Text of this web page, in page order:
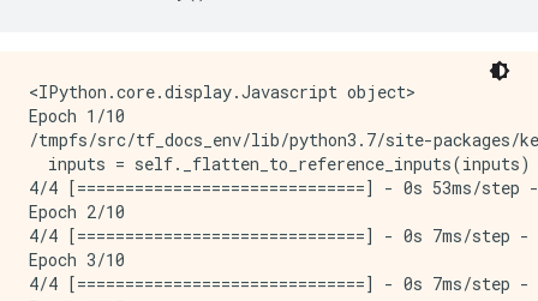
<IPython.core.display.Javascript object>
Epoch 1/10
/tmpfs/src/tf_docs_env/lib/python3.7/site-
  inputs = self._flatten_to_reference_inputs(inputs)
4/4 [==============================] - 0s
Epoch 2/10
4/4 [==============================] - 0s
Epoch 3/10
4/4 [==============================] - 0s